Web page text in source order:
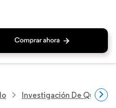
Investigación De